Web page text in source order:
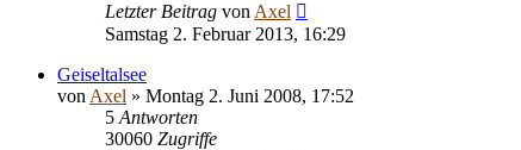
Letzter Beitrag von Axel
Samstag 2. Februar 2013, 16:29
Geiseltalsee
von Axel » Montag 2. Juni 2008, 17:52
5 Antworten
30060 Zugriffe